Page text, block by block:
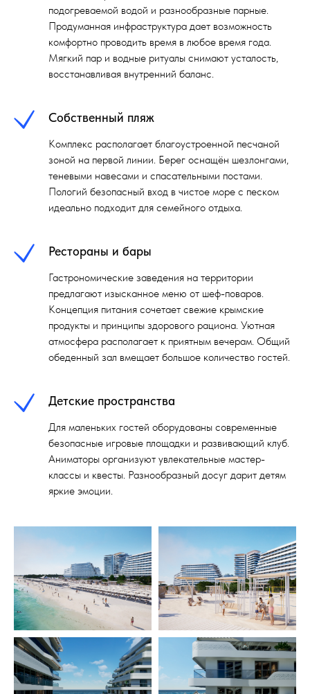
подогреваемой водой и разнообразные парные.
Продуманная инфраструктура дает возможность
комфортно проводить время в любое время года.
Мягкий пар и водные ритуалы снимают усталость,
восстанавливая внутренний баланс.
Собственный пляж
Комплекс располагает благоустроенной песчаной
зоной на первой линии. Берег оснащён шезлонгами,
теневыми навесами и спасательными постами.
Пологий безопасный вход в чистое море с песком
идеально подходит для семейного отдыха.
Рестораны и бары
Гастрономические заведения на территории
предлагают изысканное меню от шеф-поваров.
Концепция питания сочетает свежие крымские
продукты и принципы здорового рациона. Уютная
атмосфера располагает к приятным вечерам. Общий
обеденный зал вмещает большое количество гостей.
Детские пространства
Для маленьких гостей оборудованы современные
безопасные игровые площадки и развивающий клуб.
Аниматоры организуют увлекательные мастер-
классы и квесты. Разнообразный досуг дарит детям
яркие эмоции.